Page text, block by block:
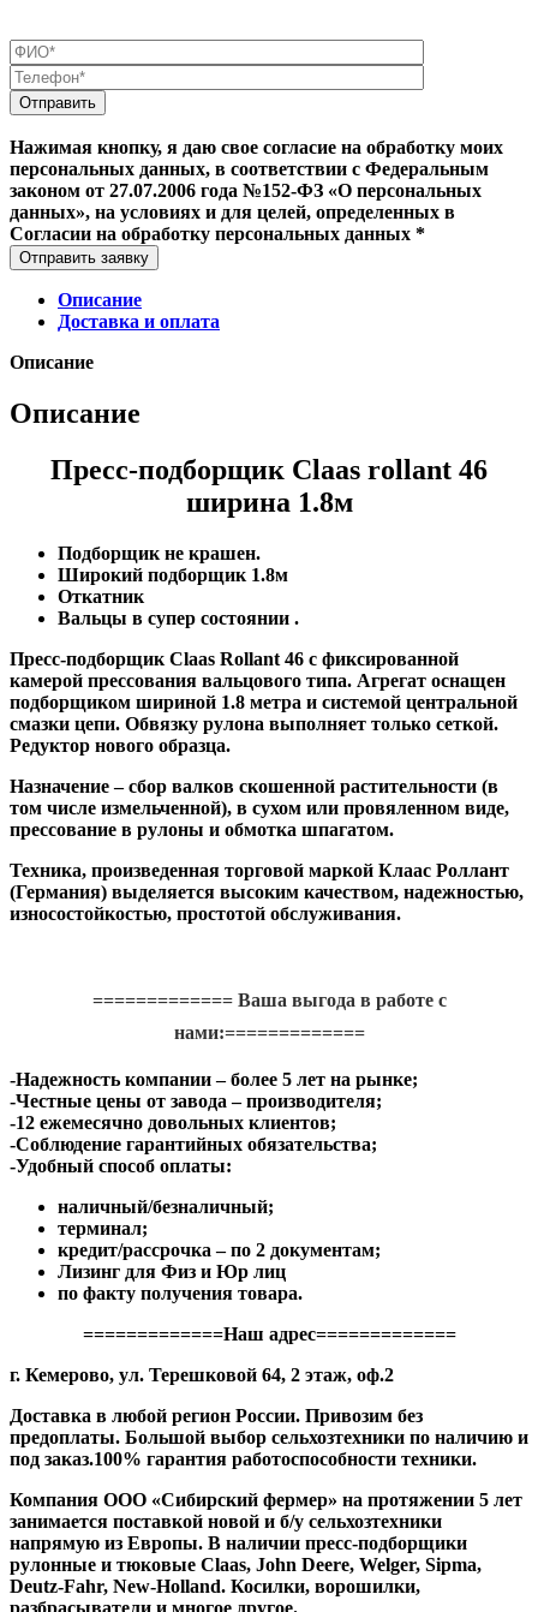
Нажимая кнопку, я даю свое согласие на обработку моих
персональных данных, в соответствии с Федеральным
законом от 27.07.2006 года №152-ФЗ «О персональных
данных», на условиях и для целей, определенных в
Согласии на обработку персональных данных *
Отправить заявку
Описание
Доставка и оплата
Описание
Описание
Пресс-подборщик Claas rollant 46
ширина 1.8м
Подборщик не крашен.
Широкий подборщик 1.8м
Откатник
Вальцы в супер состоянии .
Пресс-подборщик Claas Rollant 46 с фиксированной
камерой прессования вальцового типа. Агрегат оснащен
подборщиком шириной 1.8 метра и системой центральной
смазки цепи. Обвязку рулона выполняет только сеткой.
Редуктор нового образца.
Назначение – сбор валков скошенной растительности (в
том числе измельченной), в сухом или провяленном виде,
прессование в рулоны и обмотка шпагатом.
Техника, произведенная торговой маркой Клаас Роллант
(Германия) выделяется высоким качеством, надежностью,
износостойкостью, простотой обслуживания.
============= Ваша выгода в работе с
нами:=============
-Надежность компании – более 5 лет на рынке;
-Честные цены от завода – производителя;
-12 ежемесячно довольных клиентов;
-Соблюдение гарантийных обязательства;
-Удобный способ оплаты:
наличный/безналичный;
терминал;
кредит/рассрочка – по 2 документам;
Лизинг для Физ и Юр лиц
по факту получения товара.
=============Наш адрес=============
г. Кемерово, ул. Терешковой 64, 2 этаж, оф.2
Доставка в любой регион России. Привозим без
предоплаты. Большой выбор сельхозтехники по наличию и
под заказ.100% гарантия работоспособности техники.
Компания ООО «Сибирский фермер» на протяжении 5 лет
занимается поставкой новой и б/у сельхозтехники
напрямую из Европы. В наличии пресс-подборщики
рулонные и тюковые Claas, John Deere, Welger, Sipma,
Deutz-Fahr, New-Holland. Косилки, ворошилки,